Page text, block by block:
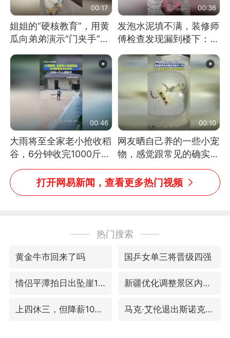
00:17
姐姐的“硬核教育”，用黄
瓜向弟弟演示“门夹手”，
网友：果然言传不如身
教！
00:36
发泡水泥填不满，装修师
傅检查发现漏到楼下：出
风口未延伸到外墙
00:46
大雨将至全家老小抢收稻
谷，6分钟收完1000斤，
没有一个人掉链子
00:10
网友晒自己养的一些小宠
物，感觉跟常见的确实有
些不一样
打开网易新闻，查看更多热门视频
热门搜索
黄金牛市回来了吗 国乒女单三将晋级四强
情侣平潭拍日出坠崖1死1伤 新疆优化调整景区内自驾服务费
上四休三，但降薪1000元，你接受吗？ 马克·艾伦退出斯诺克中国公开赛